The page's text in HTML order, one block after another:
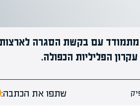
מתמודד עם בקשת הסגרה לארצות
הפליליות הכפולה.
שתפו את הכתבה: